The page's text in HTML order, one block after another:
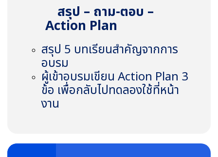
สรุป – ถาม-ตอบ –
Action Plan
สรุป 5 บทเรียนสำคัญจากการ
อบรม
ผู้เข้าอบรมเขียน Action Plan 3
ข้อ เพื่อกลับไปทดลองใช้ที่หน้า
งาน